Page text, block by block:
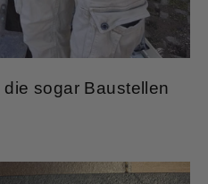
sogar Baustellen